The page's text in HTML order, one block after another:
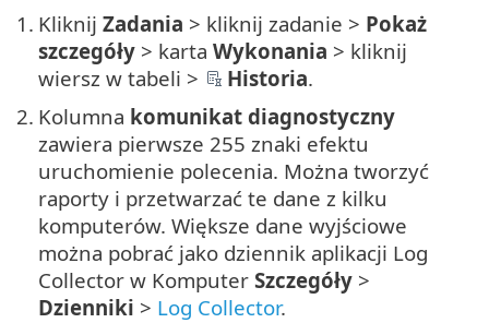
1. Kliknij Zadania > kliknij zadanie > Pokaż
szczegóły > karta Wykonania > kliknij
wiersz w tabeli >
Historia.
2. Kolumna komunikat diagnostyczny
zawiera pierwsze 255 znaki efektu
uruchomienie polecenia. Można tworzyć
raporty i przetwarzać te dane z kilku
komputerów. Większe dane wyjściowe
można pobrać jako dziennik aplikacji Log
Collector w Komputer Szczegóły >
Dzienniki > Log Collector.